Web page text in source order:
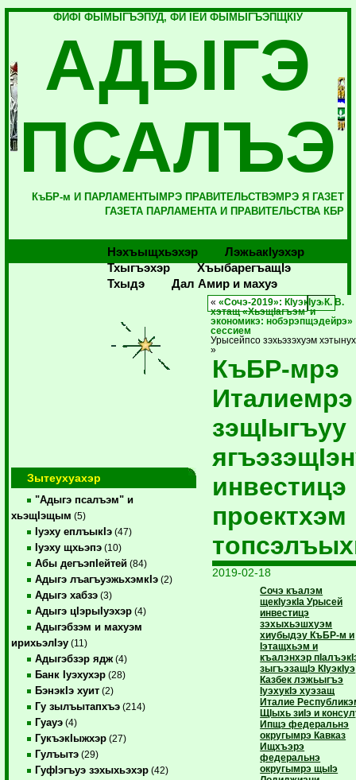
ФИФI ФЫМЫГЪЭПУД, ФИ IЕЙ ФЫМЫГЪЭПЩКIУ
АДЫГЭ
ПСАЛЪЭ
КъБР-м И ПАРЛАМЕНТЫМРЭ ПРАВИТЕЛЬСТВЭМРЭ Я ГАЗЕТ
ГАЗЕТА ПАРЛАМЕНТА И ПРАВИТЕЛЬСТВА КБР
Нэхъыщхьэхэр
Лэжьакlуэхэр
Тхыгъэхэр
Хъыбарегъащlэ
Тхыдэ
Дал Амир и махуэ
Зытеухуахэр
"Адыгэ псалъэм" и
хьэщIэщым (5)
Iуэху еплъыкIэ (47)
Iуэху щхьэпэ (10)
Абы дегъэпIейтей (84)
Адыгэ лъагъуэжьхэмкIэ (2)
Адыгэ хабзэ (3)
Адыгэ цIэрыIуэхэр (4)
Адыгэбзэм и махуэм
ирихьэлIэу (11)
Адыгэбзэр ядж (4)
Банк Iуэхухэр (28)
БэнэкIэ хуит (2)
Гу зылъытапхъэ (214)
Гуауэ (4)
ГукъэкIыжхэр (27)
Гулъытэ (29)
ГуфIэгъуэ зэхыхьэхэр (42)
««Сочэ-2019»: КIуэкIуэ К. В.
хэтащ «ХьэщIагъэм и
экономикэ: нобэрэпщэдейрэ»
сессием
Урысейпсо зэхьэзэхуэм
»
КъБР-мрэ
Италиемрэ
зэщIыгъуу
инвестицэ
проектхэм
2019-02-18
Сочэ къалэм
щекIуэкIа Урысей
инвестицэ
зэхыхьэшхуэм
хиубыдэу КъБР-м и
Iэтащхьэм и
къалэнхэр
зыгъэзащIэ КIуэкIуэ
Казбек лэжьыгъэ
IуэхукIэ хуэзащ
Италие
ЩIыхь зиIэ и
Ипщэ федеральнэ
округымрэ Кавказ
Ищхъэрэ
федеральнэ
округымрэ щыIэ